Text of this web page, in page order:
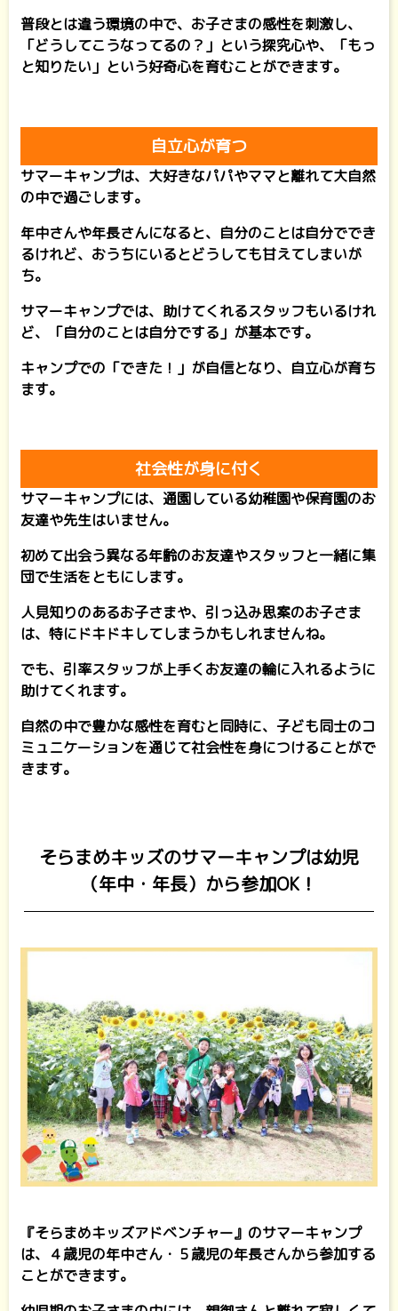
普段とは違う環境の中で、お子さまの感性を刺激し、
「どうしてこうなってるの？」という探究心や、「もっ
と知りたい」という好奇心を育むことができます。
自立心が育つ
サマーキャンプは、大好きなパパやママと離れて大自然
の中で過ごします。
年中さんや年長さんになると、自分のことは自分ででき
るけれど、おうちにいるとどうしても甘えてしまいが
ち。
サマーキャンプでは、助けてくれるスタッフもいるけれ
ど、「自分のことは自分でする」が基本です。
キャンプでの「できた！」が自信となり、自立心が育ち
ます。
社会性が身に付く
サマーキャンプには、通園している幼稚園や保育園のお
友達や先生はいません。
初めて出会う異なる年齢のお友達やスタッフと一緒に集
団で生活をともにします。
人見知りのあるお子さまや、引っ込み思案のお子さま
は、特にドキドキしてしまうかもしれませんね。
でも、引率スタッフが上手くお友達の輪に入れるように
助けてくれます。
自然の中で豊かな感性を育むと同時に、子ども同士のコ
ミュニケーションを通じて社会性を身につけることがで
きます。
そらまめキッズのサマーキャンプは幼児
（年中・年長）から参加OK！
『そらまめキッズアドベンチャー』のサマーキャンプ
は、４歳児の年中さん・５歳児の年長さんから参加する
ことができます。